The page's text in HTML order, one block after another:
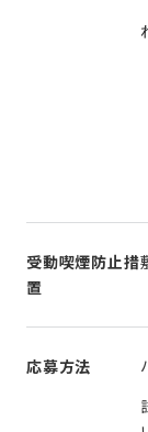
受動喫煙防止措
置
応募方法